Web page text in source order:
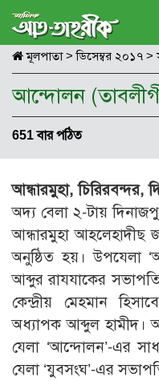
মূলপাতা> ডিসেম্বর ২০১৭ >
আন্দোলন
651 বার পঠিত
আন্ধারমুহা, চিরিরবন্দর,
অদ্য বেলা ২-টায়
আন্ধারমুহা
অনুষ্ঠিত হয়। উপযেলা
আব্দুর রাযযাকের
কেন্দ্রীয় মেহমান
অধ্যাপক আব্দুল হামীদ।
যেলা ‘আন্দোলন’-এর
যেলা ‘যুবসংঘ’-এর